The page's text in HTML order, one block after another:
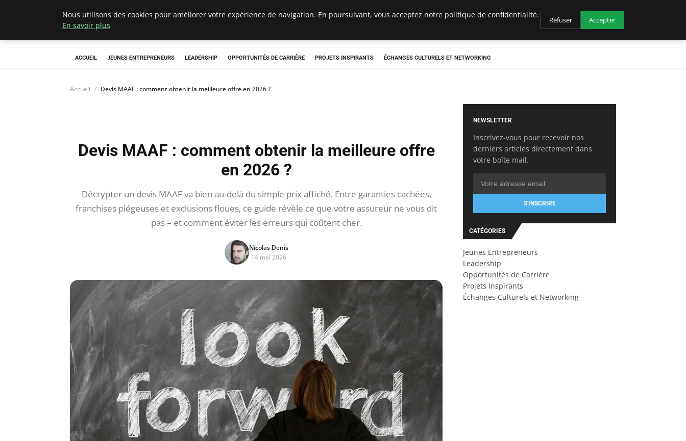
AIESEC France
ACCUEIL JEUNES ENTREPRENEURS LEADERSHIP OPPORTUNITÉS DE CARRIÈRE PROJETS INSPIRANTS ÉCHANGES CULTURELS ET NETWORKING
Accueil Devis MAAF : comment obtenir la meilleure offre en 2026 ?
Devis MAAF : comment obtenir la meilleure offre
en 2026 ?
Décrypter un devis MAAF va bien au-delà du simple prix affiché. Entre garanties cachées,
franchises piégeuses et exclusions floues, ce guide révèle ce que votre assureur ne vous dit
pas – et comment éviter les erreurs qui coûtent cher.
Nicolas Denis
14 mai 2026
NEWSLETTER
Inscrivez-vous pour recevoir nos
derniers articles directement dans
votre boîte mail.
S'INSCRIRE
CATÉGORIES
Jeunes Entrepreneurs
Leadership
Opportunités de Carrière
Projets Inspirants
Échanges Culturels et Networking
Nous utilisons des cookies pour améliorer votre expérience de navigation. En poursuivant, vous acceptez notre politique de confidentialité.
En savoir plus
Refuser Accepter